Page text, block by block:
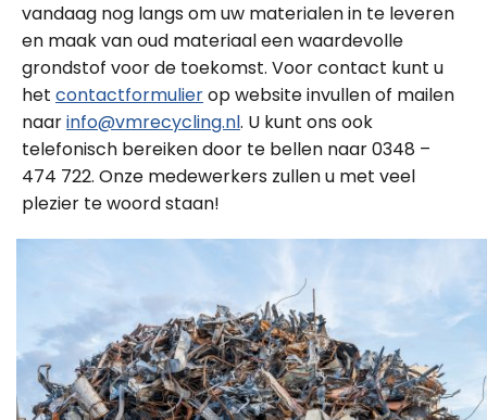
vandaag nog langs om uw materialen in te leveren
en maak van oud materiaal een waardevolle
grondstof voor de toekomst. Voor contact kunt u
het contactformulierop website invullen of mailen
naarinfo@vmrecycling.nl. U kunt ons ook
telefonisch bereiken door te bellen naar 0348 –
474 722. Onze medewerkers zullen u met veel
plezier te woord staan!